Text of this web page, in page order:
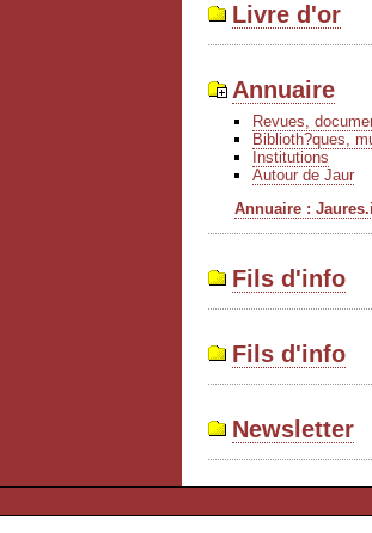
Livre d'or
Annuaire
Revues,
Biblioth?ques,
Institutions
Autour de Jaur
Annuaire :
Fils d'info
Fils d'info
Newsletter